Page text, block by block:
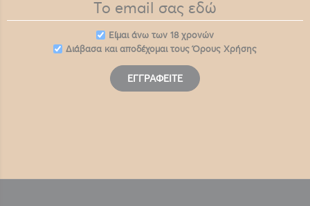
Eίμαι άνω των 18 χρονών
Διάβασα και αποδέχομαι τουςΌρους Χρήσης
ΕΓΓΡΑΦΕΊΤΕ